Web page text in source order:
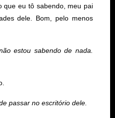
que eu tô sabendo, meu pai
dele. Bom, pelo menos
estou sabendo de nada.
passar no escritório dele.